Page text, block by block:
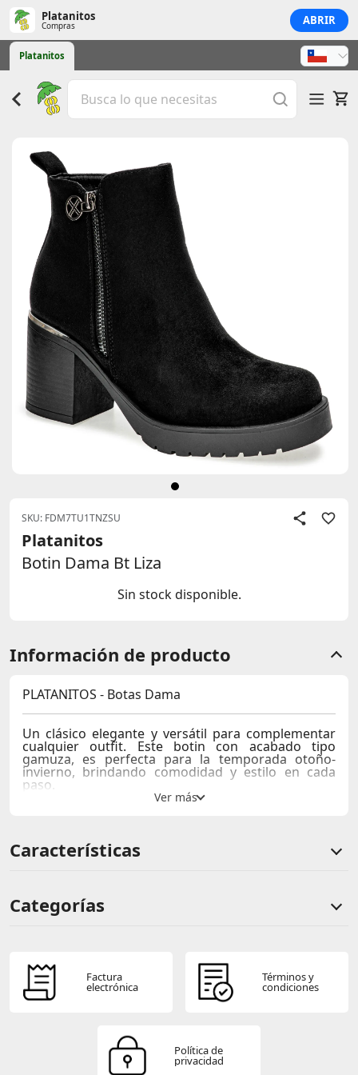
Platanitos
Compras ABRIR
Platanitos
SKU: FDM7TU1TNZSU
Platanitos
Botin Dama Bt Liza
Sin stock disponible.
Información de producto
PLATANITOS - Botas Dama
Un clásico elegante y versátil para complementar
cualquier outfit. Este botin con acabado tipo
gamuza, es perfecta para la temporada otoño-
invierno, brindando comodidad y estilo en cada
paso.
Características
Categorías
Comentarios de clientes que compraron este producto
Sin calificaciones
Este producto aún no tiene calificaciones.
Factura
electrónica
Términos y
condiciones
Política de
privacidad